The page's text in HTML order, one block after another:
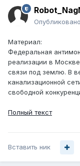
Опубликовано
Материал:
Федеральная
реализации в
связи под землю. В
канализационной
свободной
Полный текст
Вставить ник